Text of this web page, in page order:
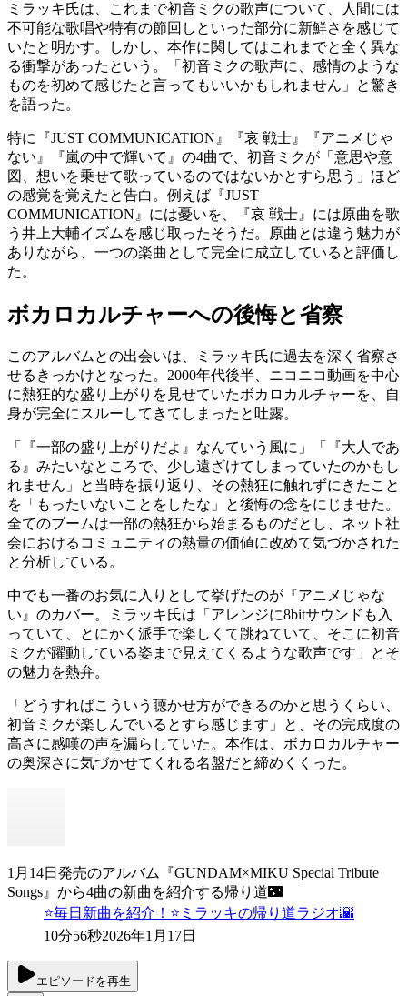
ミラッキ氏は、これまで初音ミクの歌声について、人間には
不可能な歌唱や特有の節回しといった部分に新鮮さを感じて
いたと明かす。しかし、本作に関してはこれまでと全く異な
る衝撃があったという。「初音ミクの歌声に、感情のような
ものを初めて感じたと言ってもいいかもしれません」と驚き
を語った。
特に『JUST COMMUNICATION』『哀 戦士』『アニメじゃ
ない』『嵐の中で輝いて』の4曲で、初音ミクが「意思や意
図、想いを乗せて歌っているのではないかとすら思う」ほど
の感覚を覚えたと告白。例えば『JUST
COMMUNICATION』には憂いを、『哀 戦士』には原曲を歌
う井上大輔イズムを感じ取ったそうだ。原曲とは違う魅力が
ありながら、一つの楽曲として完全に成立していると評価し
た。
ボカロカルチャーへの後悔と省察
このアルバムとの出会いは、ミラッキ氏に過去を深く省察さ
せるきっかけとなった。2000年代後半、ニコニコ動画を中心
に熱狂的な盛り上がりを見せていたボカロカルチャーを、自
身が完全にスルーしてきてしまったと吐露。
「『一部の盛り上がりだよ』なんていう風に」「『大人であ
る』みたいなところで、少し遠ざけてしまっていたのかもし
れません」と当時を振り返り、その熱狂に触れずにきたこと
を「もったいないことをしたな」と後悔の念をにじませた。
全てのブームは一部の熱狂から始まるものだとし、ネット社
会におけるコミュニティの熱量の価値に改めて気づかされた
と分析している。
中でも一番のお気に入りとして挙げたのが『アニメじゃな
い』のカバー。ミラッキ氏は「アレンジに8bitサウンドも入
っていて、とにかく派手で楽しくて跳ねていて、そこに初音
ミクが躍動している姿まで見えてくるような歌声です」とそ
の魅力を熱弁。
「どうすればこういう聴かせ方ができるのかと思うくらい、
初音ミクが楽しんでいるとすら感じます」と、その完成度の
高さに感嘆の声を漏らしていた。本作は、ボカロカルチャー
の奥深さに気づかせてくれる名盤だと締めくくった。
1月14日発売のアルバム『GUNDAM×MIKU Special Tribute
Songs』から4曲の新曲を紹介する帰り道🌃
⭐️毎日新曲を紹介！⭐️ミラッキの帰り道ラジオ🌇
10分56秒2026年1月17日
エピソードを再生